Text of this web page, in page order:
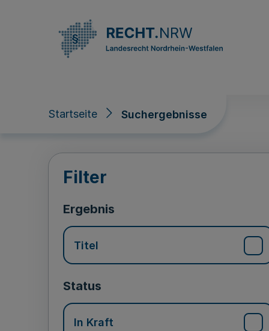
Startseite Suchergebnisse
Suchergebnisse
Filter
Ergebnis
Titel
Status
In Kraft